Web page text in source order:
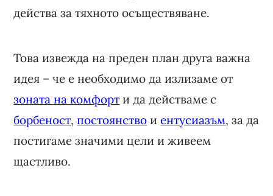
действа за тяхното осъществяване.
Това извежда на преден план друга важна
идея – че е необходимо да излизаме от
зоната на комфорт и да действаме с
борбеност, постоянство иентусиазъм, за да
постигаме значими цели и живеем
щастливо.